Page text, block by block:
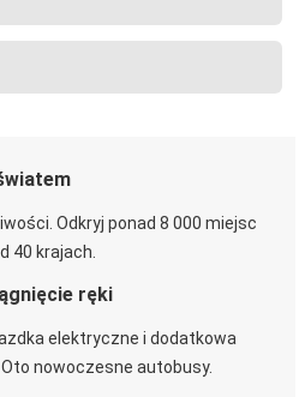
Odkryj ponad 8 000 miejsc
40 krajach.
ręki
elektryczne i dodatkowa
nowoczesne autobusy.